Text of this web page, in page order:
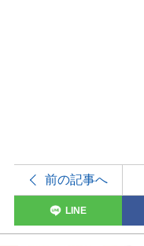
前の記事へ
LINE